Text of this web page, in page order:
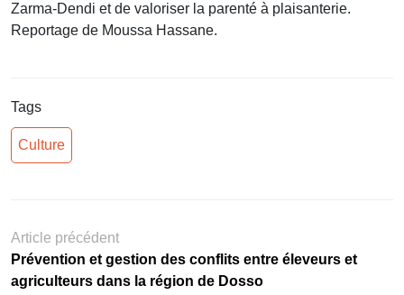
Zarma-Dendi et de valoriser la parenté à plaisanterie.
Reportage de Moussa Hassane.
Tags
Culture
Article précédent
Prévention et gestion des conflits entre éleveurs et
agriculteurs dans la région de Dosso